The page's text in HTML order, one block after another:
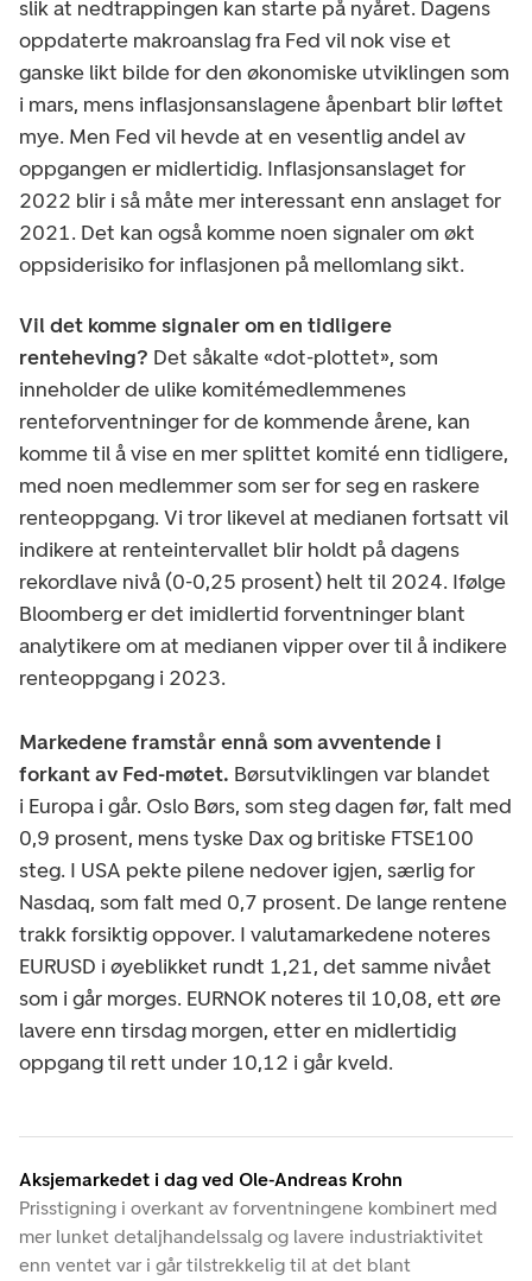
slik at nedtrappingen kan starte på nyåret. Dagens
oppdaterte makroanslag fra Fed vil nok vise et
ganske likt bilde for den økonomiske utviklingen som
i mars, mens inflasjonsanslagene åpenbart blir løftet
mye. Men Fed vil hevde at en vesentlig andel av
oppgangen er midlertidig. Inflasjonsanslaget for
2022 blir i så måte mer interessant enn anslaget for
2021. Det kan også komme noen signaler om økt
oppsiderisiko for inflasjonen på mellomlang sikt.
Vil det komme signaler om en tidligere
renteheving? Det såkalte «dot-plottet», som
inneholder de ulike komitémedlemmenes
renteforventninger for de kommende årene, kan
komme til å vise en mer splittet komité enn tidligere,
med noen medlemmer som ser for seg en raskere
renteoppgang. Vi tror likevel at medianen fortsatt vil
indikere at renteintervallet blir holdt på dagens
rekordlave nivå (0-0,25 prosent) helt til 2024. Ifølge
Bloomberg er det imidlertid forventninger blant
analytikere om at medianen vipper over til å indikere
renteoppgang i 2023.
Markedene framstår ennå som avventende i
forkant av Fed-møtet. Børsutviklingen var blandet
i Europa i går. Oslo Børs, som steg dagen før, falt med
0,9 prosent, mens tyske Dax og britiske FTSE100
steg. I USA pekte pilene nedover igjen, særlig for
Nasdaq, som falt med 0,7 prosent. De lange rentene
trakk forsiktig oppover. I valutamarkedene noteres
EURUSD i øyeblikket rundt 1,21, det samme nivået
som i går morges. EURNOK noteres til 10,08, ett øre
lavere enn tirsdag morgen, etter en midlertidig
oppgang til rett under 10,12 i går kveld.
Aksjemarkedet i dag ved Ole-Andreas Krohn
Prisstigning i overkant av forventningene kombinert med
mer lunket detaljhandelssalg og lavere industriaktivitet
enn ventet var i går tilstrekkelig til at det blant